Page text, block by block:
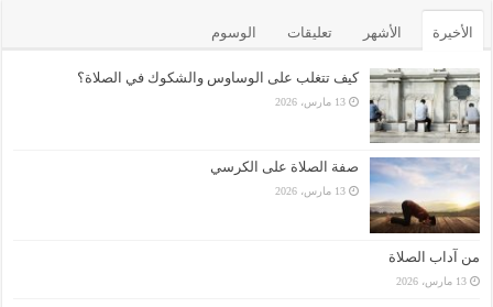
الأخيرة الأشهر تعليقات الوسوم
كيف تتغلب على الوساوس والشكوك في الصلاة؟
13 مارس، 2026
صفة الصلاة على الكرسي
13 مارس، 2026
من آداب الصلاة
13 مارس، 2026